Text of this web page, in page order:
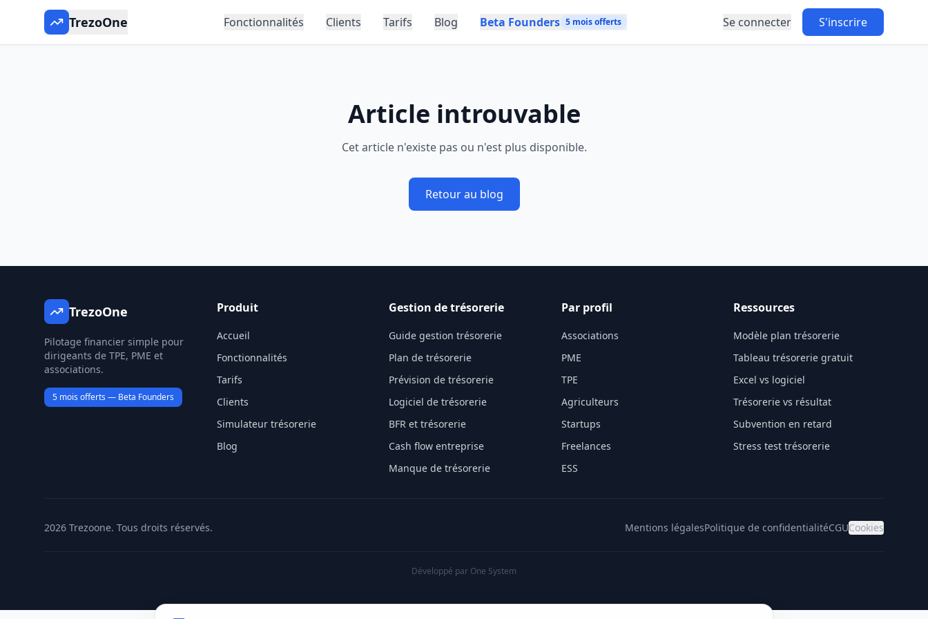
TrezoOne Fonctionnalités Clients Tarifs Blog Beta Founders 5 mois offerts Se connecter S'inscrire
Article introuvable
Cet article n'existe pas ou n'est plus disponible.
Retour au blog
TrezoOne
Pilotage financier simple pour
dirigeants de TPE, PME et
associations.
5 mois offerts — Beta Founders
Produit
Accueil
Fonctionnalités
Tarifs
Clients
Simulateur trésorerie
Blog
Gestion de trésorerie
Guide gestion trésorerie
Plan de trésorerie
Prévision de trésorerie
Logiciel de trésorerie
BFR et trésorerie
Cash flow entreprise
Manque de trésorerie
Par profil
Associations
PME
TPE
Agriculteurs
Startups
Freelances
ESS
Ressources
Modèle plan trésorerie
Tableau trésorerie gratuit
Excel vs logiciel
Trésorerie vs résultat
Subvention en retard
Stress test trésorerie
2026 Trezoone. Tous droits réservés. Mentions légalesPolitique de confidentialitéCGUCookies
Développé par One System